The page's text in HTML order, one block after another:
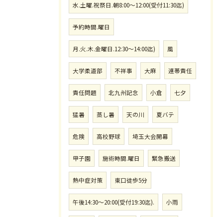
水.土曜.祝祭日.朝8:00〜12:00(受付11:30迄)
予約時間.曜日
月.火.木.金曜日.12:30〜14:00迄) 風
大学柔道部 不祥事 大麻 連帯責任
責任問題 北九州記念 小倉 七夕
猛暑 蒸し暑 天の川 夏バテ
危険 高校野球 埼玉大会開幕
甲子園 施術時間.曜日 緊急搬送
熱中症対策 東口徒歩5分
午後14:30〜20:00(受付19:30迄). 小雨